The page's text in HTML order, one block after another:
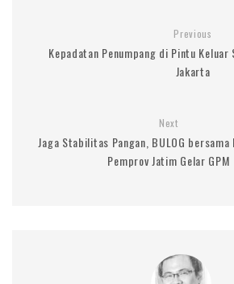
Previous
Kepadatan Penumpang di Pintu Keluar
Jakarta
Next
Jaga Stabilitas Pangan, BULOG bersama
Pemprov Jatim Gelar GPM